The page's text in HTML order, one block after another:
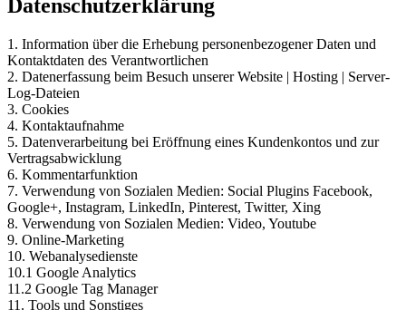
Datenschutzerklärung
1. Information über die Erhebung personenbezogener Daten und
Kontaktdaten des Verantwortlichen
2. Datenerfassung beim Besuch unserer Website | Hosting | Server-
Log-Dateien
3. Cookies
4. Kontaktaufnahme
5. Datenverarbeitung bei Eröffnung eines Kundenkontos und zur
Vertragsabwicklung
6. Kommentarfunktion
7. Verwendung von Sozialen Medien: Social Plugins Facebook,
Google+, Instagram, LinkedIn, Pinterest, Twitter, Xing
8. Verwendung von Sozialen Medien: Video, Youtube
9. Online-Marketing
10. Webanalysedienste
10.1 Google Analytics
11.2 Google Tag Manager
11. Tools und Sonstiges